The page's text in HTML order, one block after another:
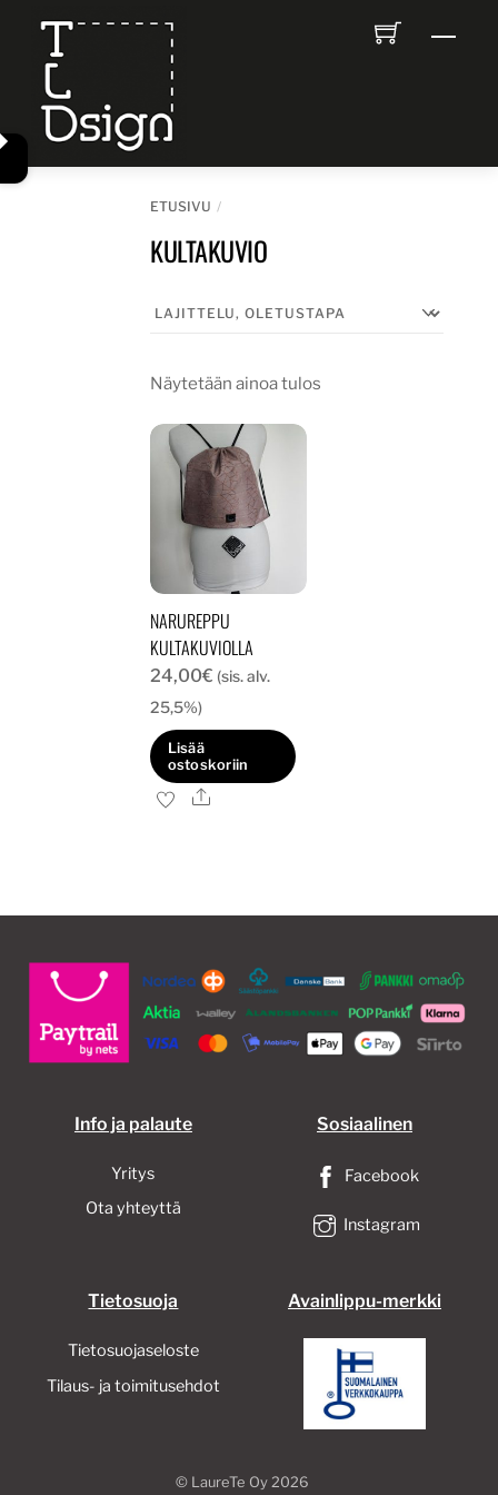
content
ETUSIVU
KULTAKUVIO
Näytetään ainoa tulos
NARUREPPU
KULTAKUVIOLLA
24,00€ (sis. alv.
25,5%)
Lisää
ostoskoriin
Ale
Info ja palaute
Yritys
Ota yhteyttä
Sosiaalinen
Facebook
Instagram
Tietosuoja
Tietosuojaseloste
Tilaus- ja toimitusehdot
Avainlippu-merkki
© LaureTe Oy2026